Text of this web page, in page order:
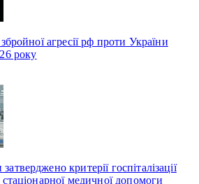
агресії рф проти України
року
критерії госпіталізації
медичної допомоги